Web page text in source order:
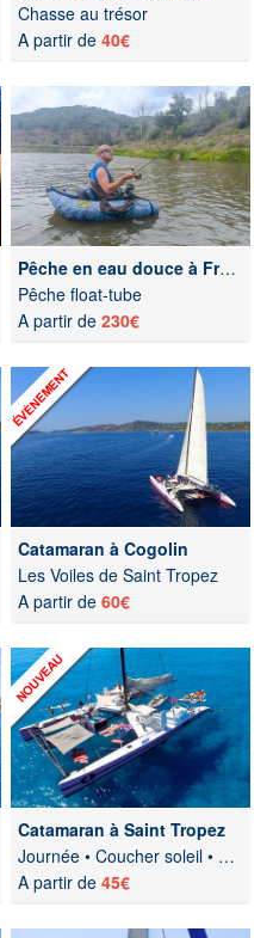
Chasse au trésor
A partir de 40€
Pêche en eau douce à Fréjus
Pêche float-tube
A partir de 230€
Catamaran à Cogolin
Les Voiles de Saint Tropez
A partir de 60€
Catamaran à Saint Tropez
Journée • Coucher soleil • Soirée festive
A partir de 45€